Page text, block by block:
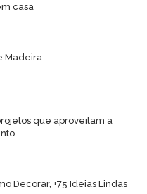
casa
Madeira
que aproveitam a
Decorar, +75 Ideias Lindas